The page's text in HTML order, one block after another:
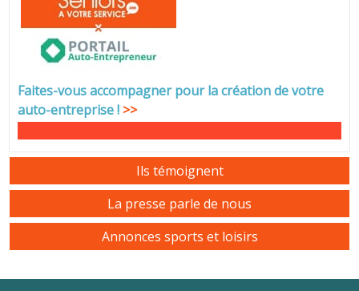
Faites-vous accompagner pour la création de votre
auto-entreprise! >>
Ils témoignent
La presse parle de nous
Annonces sports et loisirs